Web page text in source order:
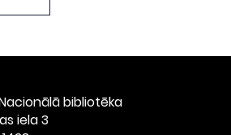
bibliotēka
iela 3